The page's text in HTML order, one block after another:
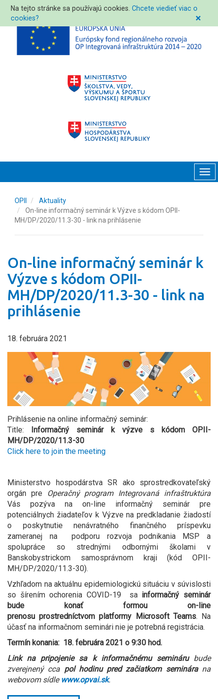
Na tejto stránke sa používajú cookies.Chcete viedieť viac o
cookies?
❌
OPII
Aktuality
On-line informačný seminár k Výzve s kódom OPII-
MH/DP/2020/11.3-30 - link na prihlásenie
On-line informačný seminár k
Výzve s kódom OPII-
MH/DP/2020/11.3-30 - link na
prihlásenie
18. februára 2021
Prihlásenie na online informačný seminár:
Title: Informačný seminár k výzve s kódom OPII-
MH/DP/2020/11.3-30
Click here to join the meeting
Ministerstvo hospodárstva SR ako sprostredkovateľský
orgán pre
Operačný program Integrovaná infraštruktúra
Vás pozýva na on-line informačný seminár pre
potenciálnych žiadateľov k Výzve na predkladanie žiadostí
o poskytnutie nenávratného finančného príspevku
zameranej na podporu rozvoja podnikania MSP a
spolupráce so strednými odbornými školami v
Banskobystrickom samosprávnom kraji (kód OPII-
MH/DP/2020/11.3-30).
Vzhľadom na aktuálnu epidemiologickú situáciu v súvislosti
so šírením ochorenia COVID-19 sa informačný seminár
bude konať formou on-line
prenosu prostredníctvom platformy Microsoft Teams. Na
účasť na informačnom seminári nie je potrebná registrácia.
Termín konania: 18. februára 2021 o 9:30 hod.
Link na pripojenie sa k informačnému seminárubude
zverejnený cca pol hodinu pred začiatkom seminárana
webovom sídle www.opvai.sk.